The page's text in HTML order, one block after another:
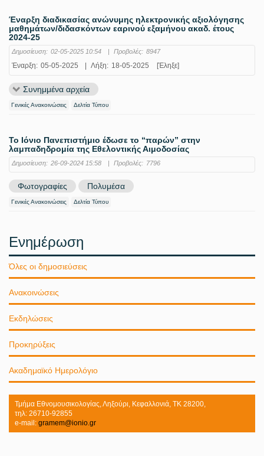
Έναρξη διαδικασίας ανώνυμης ηλεκτρονικής αξιολόγησης
μαθημάτων/διδασκόντων εαρινού εξαμήνου ακαδ. έτους
2024-25
Δημοσίευση: 02-05-2025 10:54 Προβολές: 8947
Έναρξη: 05-05-2025 Λήξη: 18-05-2025 [Έληξε]
Συνημμένα αρχεία
Γενικές Ανακοινώσεις Δελτία Τύπου
Το Ιόνιο Πανεπιστήμιο έδωσε το “παρών” στην
λαμπαδηδρομία της Εθελοντικής Αιμοδοσίας
Δημοσίευση: 26-09-2024 15:58 Προβολές: 7796
Φωτογραφίες Πολυμέσα
Γενικές Ανακοινώσεις Δελτία Τύπου
Ενημέρωση
Όλες οι δημοσιεύσεις
Ανακοινώσεις
Εκδηλώσεις
Προκηρύξεις
Ακαδημαϊκό Ημερολόγιο
Τμήμα Εθνομουσικολογίας, Ληξούρι, Κεφαλλονιά, ΤΚ 28200,
τηλ: 26710-92855
e-mail: gramem@ionio.gr